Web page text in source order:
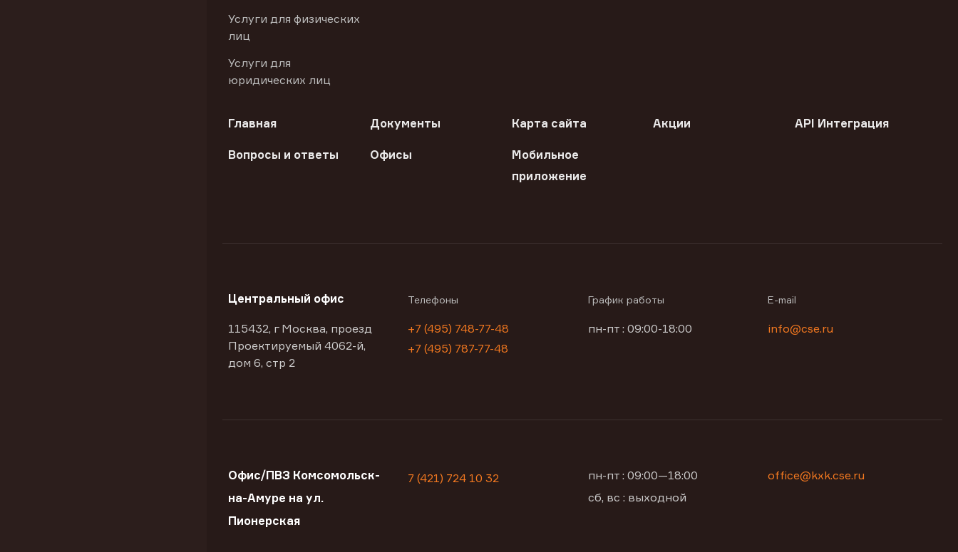
Услуги для физических
лиц
Услуги для
юридических лиц
Главная Документы Карта сайта Акции API Интеграция
Вопросы и ответы Офисы
Мобильное
приложение
Центральный офис
115432, г Москва, проезд
Проектируемый 4062-й,
дом 6, стр 2
Телефоны
+7 (495) 748-77-48
+7 (495) 787-77-48
График работы
пн-пт : 09:00-18:00
E-mail
info@cse.ru
Офис/ПВЗ Комсомольск-
на-Амуре на ул.
Пионерская
7 (421) 724 10 32
пн-пт : 09:00—18:00
сб, вс : выходной
office@kxk.cse.ru